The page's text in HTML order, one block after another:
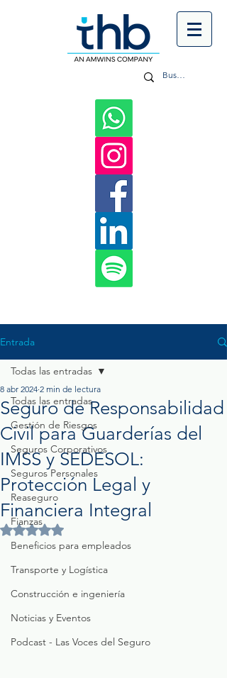
Entrada
Todas las entradas
Gestión de Riesgos
Seguros Corporativos
Seguros Personales
Reaseguro
Fianzas
Beneficios para empleados
Transporte y Logística
Construcción e ingeniería
Noticias y Eventos
Podcast - Las Voces del Seguro
Todas las entradas
Seguro de Responsabilidad
Civil para Guarderías del
IMSS y SEDESOL:
Protección Legal y
Financiera Integral
8 abr 2024 2 min de lectura
Obtuvo NaN de 5 estrellas.